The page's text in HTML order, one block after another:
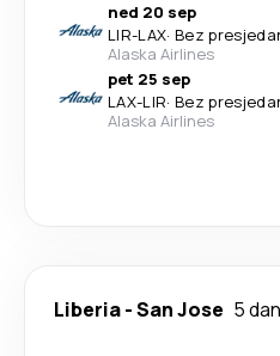
ned 20 sep
LIR-LAX· Bez
Alaska Airlines
pet 25 sep
LAX-LIR· Bez
Alaska Airlines
Liberia-San Jose 5